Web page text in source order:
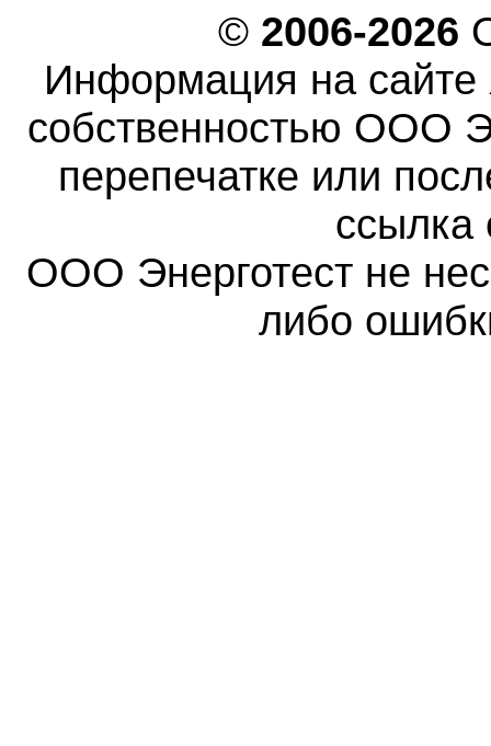
© 2006-2026
Информация на сайте
собственностью ООО
перепечатке или
ссылка
ООО Энерготест не
либо